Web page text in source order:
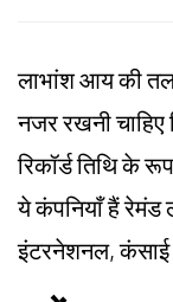
लाभांश आय की
नजर रखनी
रिकॉर्ड तिथि के
ये कंपनियाँ हैं
इंटरनेशनल, कंसाई